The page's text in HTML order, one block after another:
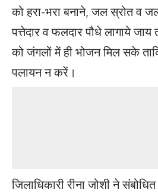
को हरा-भरा बनाने, जल स्रोत व
पत्तेदार व फलदार पौधे लागाये जाय
को जंगलों में ही भोजन मिल सके
पलायन न करें।
जिलाधिकारी रीना जोशी ने